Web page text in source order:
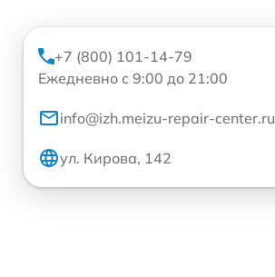
+7 (800) 101-14-79
Ежедневно с 9:00 до 21:00
info@izh.meizu-repair-center.ru
ул. Кирова, 142